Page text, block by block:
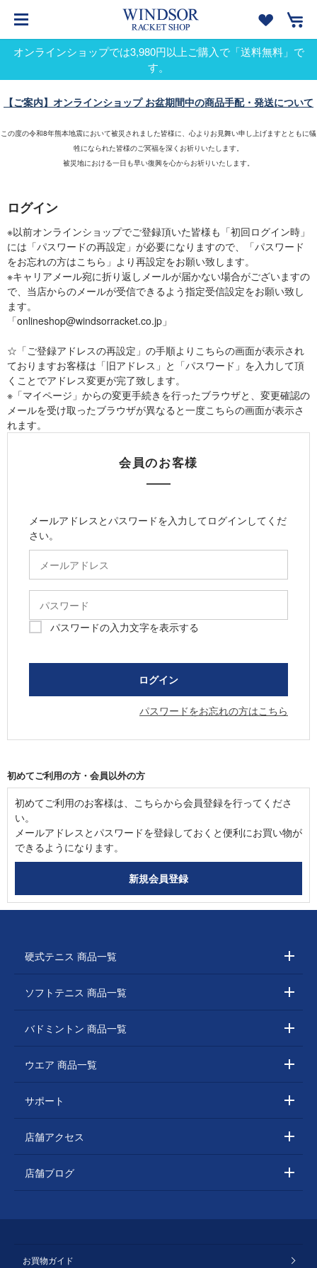
オンラインショップでは3,980円以上ご購入で「送料無料」で
す。
【ご案内】オンラインショップ お盆期間中の商品手配・発送について
この度の令和8年熊本地震において被災されました皆様に、心よりお見舞い申し上げますとともに犠
牲になられた皆様のご冥福を深くお祈りいたします。
被災地における一日も早い復興を心からお祈りいたします。
ログイン
※以前オンラインショップでご登録頂いた皆様も「初回ログイン時」
には「パスワードの再設定」が必要になりますので、「パスワード
をお忘れの方はこちら」より再設定をお願い致します。
※キャリアメール宛に折り返しメールが届かない場合がございますの
で、当店からのメールが受信できるよう指定受信設定をお願い致し
ます。
「onlineshop@windsorracket.co.jp」
☆「ご登録アドレスの再設定」の手順よりこちらの画面が表示され
ておりますお客様は「旧アドレス」と「パスワード」を入力して頂
くことでアドレス変更が完了致します。
※「マイページ」からの変更手続きを行ったブラウザと、変更確認の
メールを受け取ったブラウザが異なると一度こちらの画面が表示さ
れます。
会員のお客様
メールアドレスとパスワードを入力してログインしてくだ
さい。
パスワードの入力文字を表示する
パスワードをお忘れの方はこちら
初めてご利用の方・会員以外の方
初めてご利用のお客様は、こちらから会員登録を行ってくださ
い。
メールアドレスとパスワードを登録しておくと便利にお買い物が
できるようになります。
硬式テニス 商品一覧
ソフトテニス 商品一覧
バドミントン 商品一覧
ウエア 商品一覧
サポート
店舗アクセス
店舗ブログ
お買物ガイド